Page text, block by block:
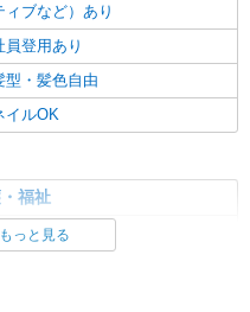
ィブなど）あり
員登用あり
型・髪色自由
イルOK
福祉
っと見る